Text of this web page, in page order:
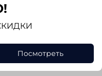
980 руб
229 руб
В корзину
Посмотреть